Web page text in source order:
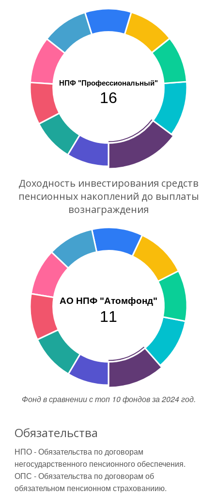
НПФ "Профессиональный"
16
Доходность инвестирования средств
пенсионных накоплений до выплаты
вознаграждения
АО НПФ "Атомфонд"
11
Фонд в сравнении с топ 10 фондов за 2024 год.
Обязательства
НПО - Обязательства по договорам
негосударственного пенсионного обеспечения.
ОПС - Обязательства по договорам об
обязательном пенсионном страхованиию.